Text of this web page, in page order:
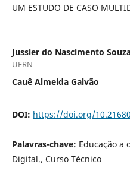
UM ESTUDO DE CASO
Jussier do Nascimento
UFRN
Cauê Almeida Galvão
DOI: https://doi.org/
Palavras-chave: Educação
Digital., Curso Técnico